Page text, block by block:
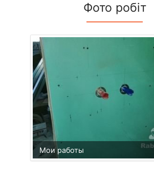
Фото робіт
Мои работы